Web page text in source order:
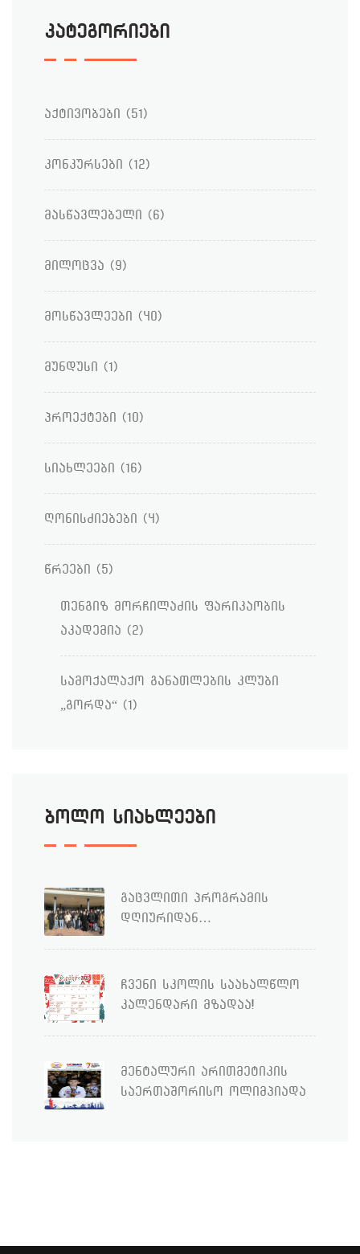
კატეგორიები
აქტივობები (51)
კონკურსები (12)
მასწავლებელი (6)
მილოცვა (9)
მოსწავლეები (40)
მუნდუსი (1)
პროექტები (10)
სიახლეები (16)
ღონისძიებები (4)
წრეები (5)
თენგიზ მორჩილაძის ფარიკაობის
აკადემია (2)
სამოქალაქო განათლების კლუბი
„გორდა“ (1)
ბოლო სიახლეები
გაცვლითი პროგრამის
დღიურიდან…
ჩვენი სკოლის საახალწლო
კალენდარი მზადაა!
მენტალური არითმეტიკის
საერთაშორისო ოლიმპიადა